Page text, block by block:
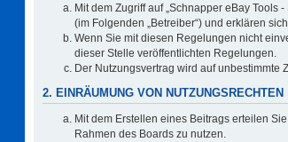
Mit dem Zugriff auf „Schnapper eBay Tools
(im Folgenden „Betreiber“) und erklären
Wenn Sie mit diesen Regelungen nicht
dieser Stelle veröffentlichten Regelungen.
Der Nutzungsvertrag wird auf
2. EINRÄUMUNG VON NUTZUNGSRECHTEN
Mit dem Erstellen eines Beitrags erteilen
Rahmen des Boards zu nutzen.